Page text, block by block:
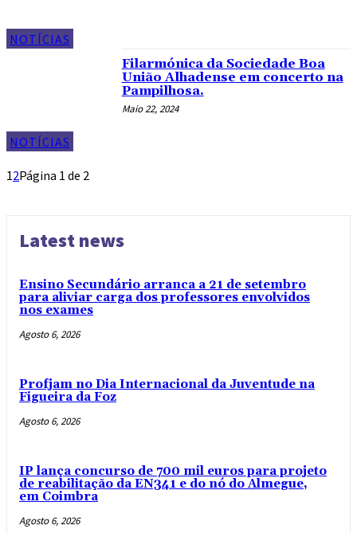
NOTÍCIAS
NOTÍCIAS
Filarmónica da Sociedade Boa
União Alhadense em concerto na
Pampilhosa.
Maio 22, 2024
12Página 1 de 2
Latest news
Ensino Secundário arranca a 21 de setembro
para aliviar carga dos professores envolvidos
nos exames
Agosto 6, 2026
Profjam no Dia Internacional da Juventude na
Figueira da Foz
Agosto 6, 2026
IP lança concurso de 700 mil euros para projeto
de reabilitação da EN341 e do nó do Almegue,
em Coimbra
Agosto 6, 2026